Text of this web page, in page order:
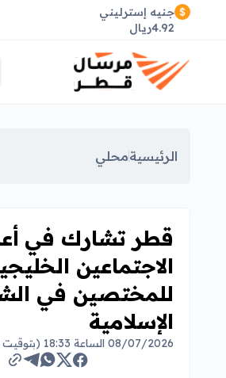
جنيه إسترليني
4.92ريال
الرئيسيةمحلي
قطر تشارك في
الاجتماعين
للمختصين في
الإسلامية
08/07/2026 الساعة 18:33 (بتوقيت الدوحة)